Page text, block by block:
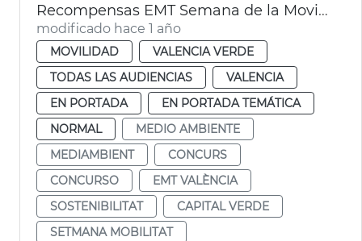
Recompensas EMT Semana de la Movilidad
modificado hace 1 año
MOVILIDAD
VALENCIA VERDE
TODAS LAS AUDIENCIAS
VALENCIA
EN PORTADA
EN PORTADA TEMÁTICA
NORMAL
MEDIO AMBIENTE
MEDIAMBIENT
CONCURS
CONCURSO
EMT VALÈNCIA
SOSTENIBILITAT
CAPITAL VERDE
SETMANA MOBILITAT